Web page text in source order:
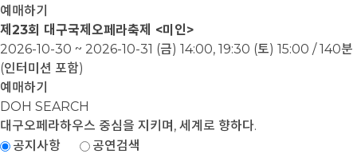
예매하기
제23회 대구국제오페라축제 <미인>
2026-10-30 ~ 2026-10-31 (금) 14:00, 19:30 (토) 15:00 / 140분
(인터미션 포함)
예매하기
DOH SEARCH
대구오페라하우스 중심을 지키며, 세계로 향하다.
공지사항
공연검색